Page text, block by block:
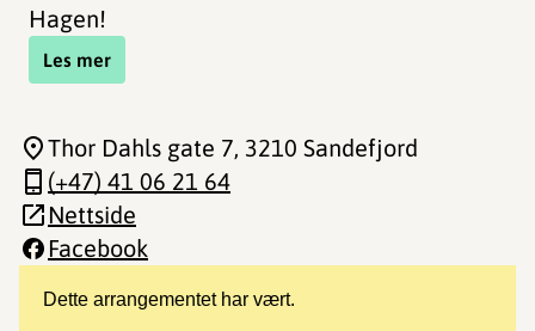
Hagen!
Les mer
Dette arrangementet har vært.
Thor Dahls gate 7, 3210 Sandefjord
(+47) 41 06 21 64
Nettside
Facebook